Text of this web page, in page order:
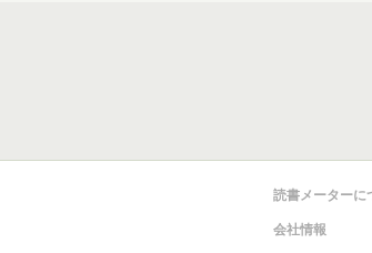
読書メーターに
会社情報